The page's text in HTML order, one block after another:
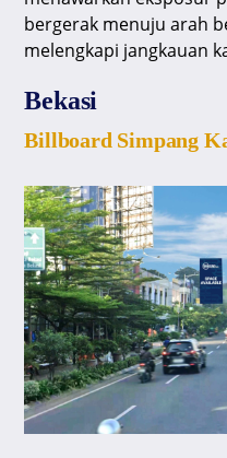
bergerak menuju arah
melengkapi jangkauan
Bekasi
Billboard Simpang